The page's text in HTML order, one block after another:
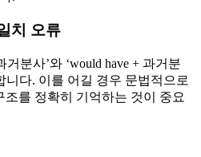
치 오류
분사’와 ‘would have + 과거분
니다. 이를 어길 경우 문법적으로
를 정확히 기억하는 것이 중요